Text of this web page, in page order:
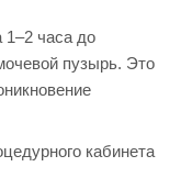
1–2 часа до
пузырь. Это
кабинета